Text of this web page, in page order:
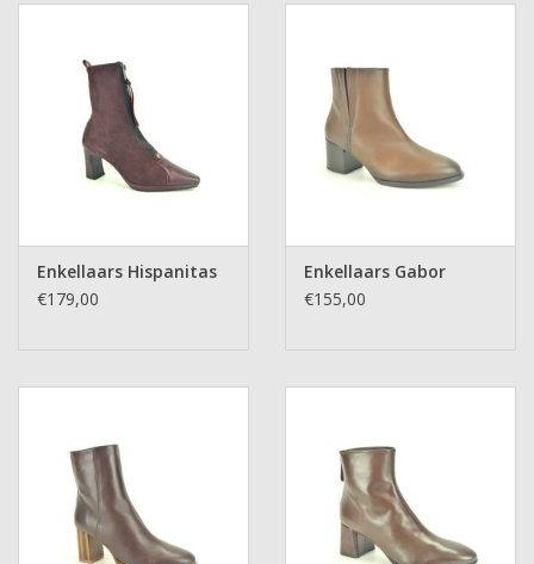
Enkellaars Hispanitas
€179,00
Enkellaars Gabor
€155,00